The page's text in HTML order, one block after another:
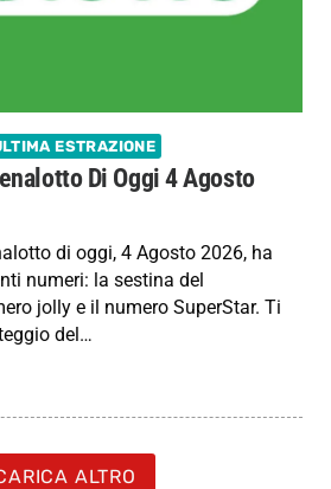
ESTRAZIONE
Di Oggi 4 Agosto
di oggi, 4 Agosto 2026, ha
numeri: la sestina del
jolly e il numero SuperStar. Ti
del…
ALTRO